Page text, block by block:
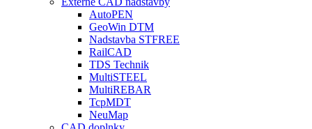
AutoPEN
GeoWin DTM
Nadstavba STFREE
RailCAD
TDS Technik
MultiSTEEL
MultiREBAR
TcpMDT
NeuMap